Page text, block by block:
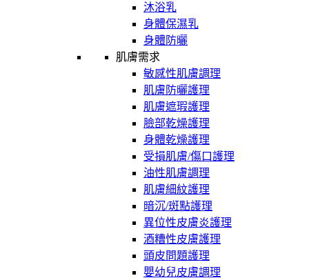
沐浴乳
身體保濕乳
身體防曬
肌膚需求
敏感性肌膚調理
肌膚防曬護理
肌膚遮瑕護理
臉部乾燥護理
身體乾燥護理
受損肌膚/傷口護理
油性肌膚調理
肌膚細紋護理
暗沉/斑點護理
異位性皮膚炎護理
酒糟性皮膚護理
頭皮問題護理
嬰幼兒皮膚調理